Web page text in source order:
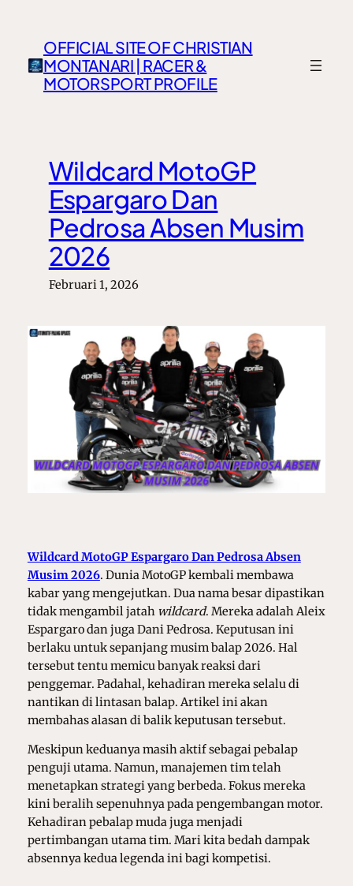
kontenOFFICIAL SITE OF CHRISTIAN
MONTANARI | RACER &
MOTORSPORT PROFILE
Wildcard MotoGP
Espargaro Dan
Pedrosa Absen Musim
2026
Februari 1, 2026
Wildcard MotoGP Espargaro Dan Pedrosa Absen
Musim 2026. Dunia MotoGP kembali membawa
kabar yang mengejutkan. Dua nama besar dipastikan
tidak mengambil jatah wildcard. Mereka adalah Aleix
Espargaro dan juga Dani Pedrosa. Keputusan ini
berlaku untuk sepanjang musim balap 2026. Hal
tersebut tentu memicu banyak reaksi dari
penggemar. Padahal, kehadiran mereka selalu di
nantikan di lintasan balap. Artikel ini akan
membahas alasan di balik keputusan tersebut.
Meskipun keduanya masih aktif sebagai pebalap
penguji utama. Namun, manajemen tim telah
menetapkan strategi yang berbeda. Fokus mereka
kini beralih sepenuhnya pada pengembangan motor.
Kehadiran pebalap muda juga menjadi
pertimbangan utama tim. Mari kita bedah dampak
absennya kedua legenda ini bagi kompetisi.